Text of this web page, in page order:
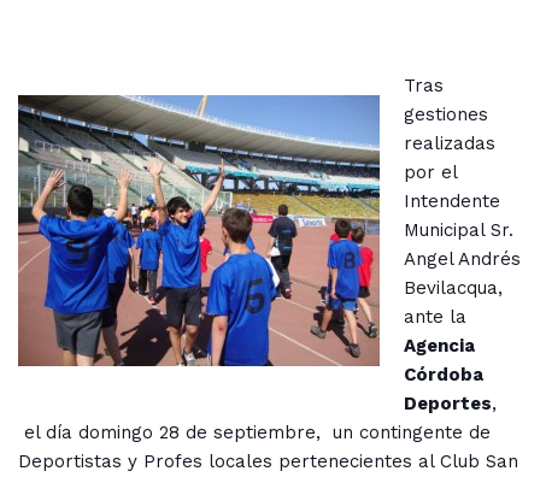
Tras
gestiones
realizadas
por el
Intendente
Municipal Sr.
Angel Andrés
Bevilacqua,
ante la
Agencia
Córdoba
Deportes,
el día domingo 28 de septiembre, un contingente de
Deportistas y Profes locales pertenecientes al Club San